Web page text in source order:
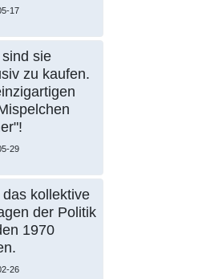
17
sie
zu kaufen.
29
das kollektive
der Politik
1970
26